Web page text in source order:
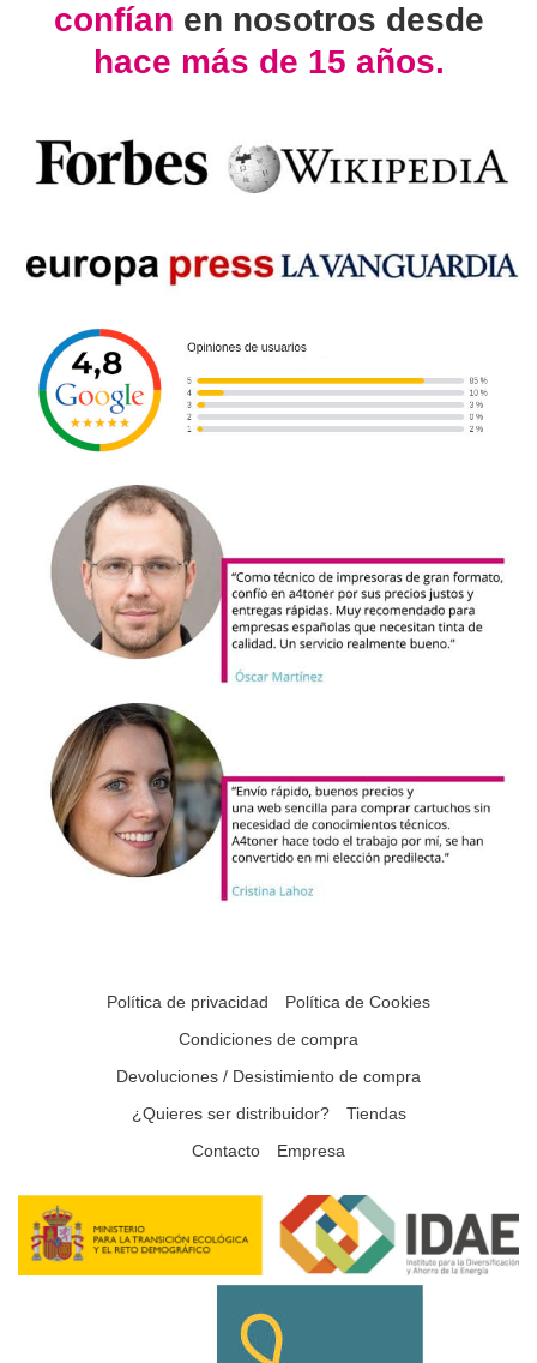
confían en nosotros desde
hace más de 15 años.
Política de privacidad
Política de Cookies
Condiciones de compra
Devoluciones / Desistimiento de compra
¿Quieres ser distribuidor?
Tiendas
Contacto
Empresa